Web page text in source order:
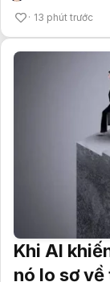
13 phút trước
Khi AI
nó lo sợ